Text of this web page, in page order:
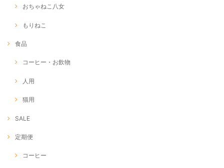
おちゃねこ八女
もりねこ
食品
コーヒー・お飲物
人用
猫用
SALE
定期便
コーヒー